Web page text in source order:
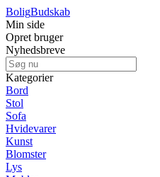
BoligBudskab
Min side
Opret bruger
Nyhedsbreve
Kategorier
Bord
Stol
Sofa
Hvidevarer
Kunst
Blomster
Lys